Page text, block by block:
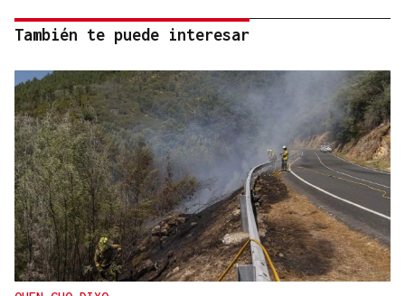
También te puede interesar